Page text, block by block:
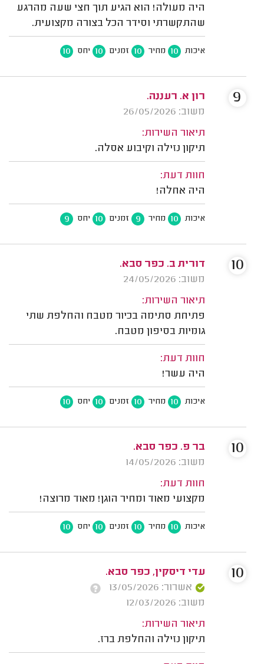
היה מעולה! הוא הגיע תוך חצי שעה מהרגע
שהתקשרתי וסידר הכל בצורה מקצועית.
איכות 10 מחיר 10 זמנים 10 יחס 10
רון א. רעננה.
משוב: 26/05/2026
תיאור השירות:
תיקון נזילה וקיבוע אסלה.
חוות דעת:
היה אחלה!
איכות 10 מחיר 9 זמנים 10 יחס 9
9
דורית ב. כפר סבא.
משוב: 24/05/2026
תיאור השירות:
פתיחת סתימה בכיור מטבח והחלפת שתי
גומיות בסיפון מטבח.
חוות דעת:
היה עשר!
איכות 10 מחיר 10 זמנים 10 יחס 10
10
בר פ. כפר סבא.
משוב: 14/05/2026
חוות דעת:
מקצועי מאוד ומחיר הוגן! מאוד מרוצה!
איכות 10 מחיר 10 זמנים 10 יחס 10
10
עדי דיסקין, כפר סבא.
אשרור: 13/05/2026
משוב: 12/03/2026
תיאור השירות:
תיקון נזילה והחלפת ברז.
10